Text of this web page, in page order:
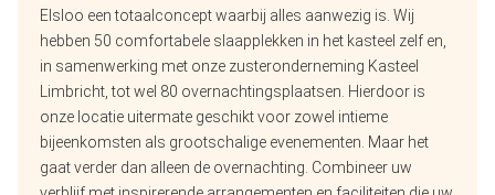
Elsloo een totaalconcept waarbij alles aanwezig is. Wij
hebben 50 comfortabele slaapplekken in het kasteel zelf en,
in samenwerking met onze zusteronderneming Kasteel
Limbricht, tot wel 80 overnachtingsplaatsen. Hierdoor is
onze locatie uitermate geschikt voor zowel intieme
bijeenkomsten als grootschalige evenementen. Maar het
gaat verder dan alleen de overnachting. Combineer uw